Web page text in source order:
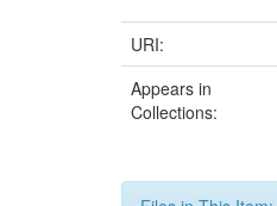
URI:
Appears in
Collections: